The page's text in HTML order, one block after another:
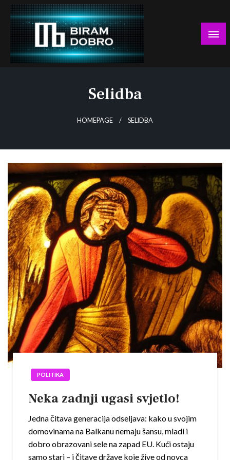
Skip
content
Selidba
HOMEPAGE SELIDBA
POLITIKA
Neka zadnji ugasi svjetlo!
Jedna čitava generacija odseljava: kako u svojim
domovinama na Balkanu nemaju šansu, mladi i
dobro obrazovani sele na zapad EU. Kući ostaju
samo stari – i čitave države koje žive od novca